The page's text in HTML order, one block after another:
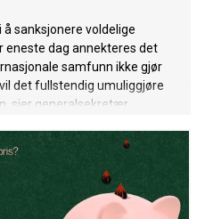
å sanksjonere voldelige
eneste dag annekteres det
samfunn ikke gjør
det fullstendig umuliggjøre
sier generalsekretær